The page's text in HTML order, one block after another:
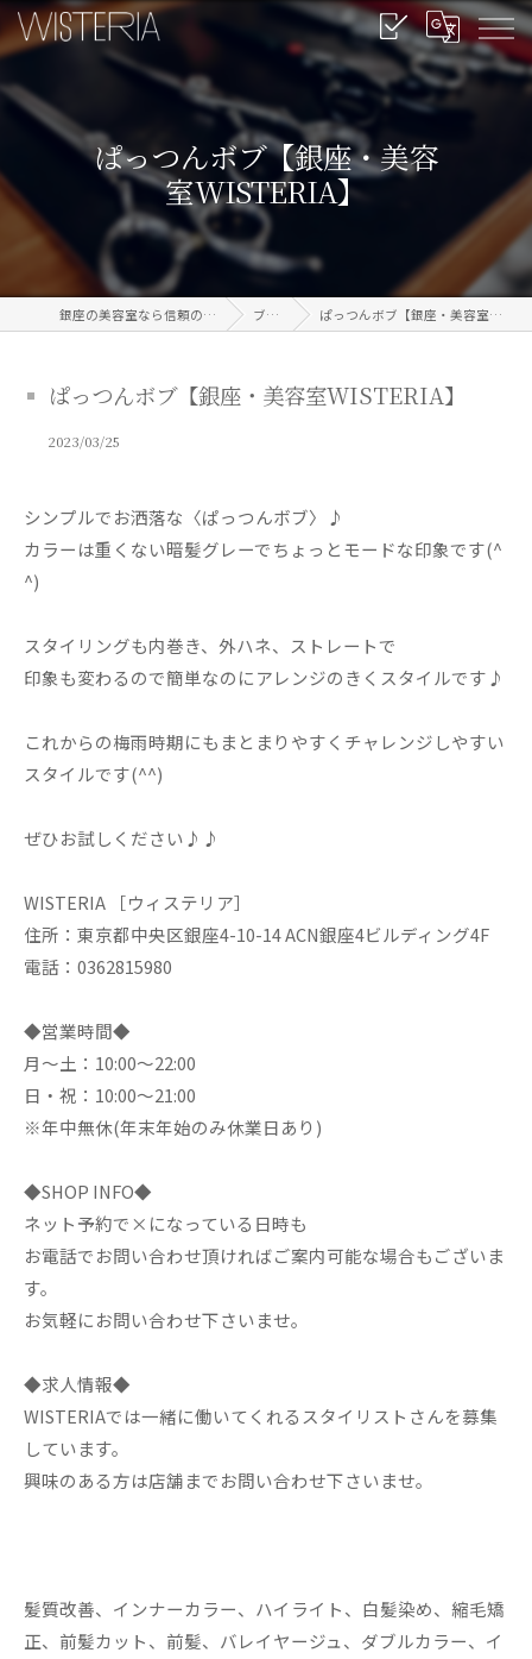
ぱっつんボブ【銀座・美容
室WISTERIA】
銀座の美容室なら信頼のWISTERIA ブログ ぱっつんボブ【銀座・美容室WISTERIA】
ぱっつんボブ【銀座・美容室WISTERIA】
2023/03/25
シンプルでお洒落な〈ぱっつんボブ〉♪
カラーは重くない暗髪グレーでちょっとモードな印象です(^
^)
スタイリングも内巻き、外ハネ、ストレートで
印象も変わるので簡単なのにアレンジのきくスタイルです♪
これからの梅雨時期にもまとまりやすくチャレンジしやすい
スタイルです(^^)
ぜひお試しください♪♪
WISTERIA ［ウィステリア］
住所：東京都中央区銀座4-10-14 ACN銀座4ビルディング4F
電話：0362815980
◆営業時間◆
月～土：10:00～22:00
日・祝：10:00～21:00
※年中無休(年末年始のみ休業日あり)
◆SHOP INFO◆
ネット予約で×になっている日時も
お電話でお問い合わせ頂ければご案内可能な場合もございま
す。
お気軽にお問い合わせ下さいませ。
◆求人情報◆
WISTERIAでは一緒に働いてくれるスタイリストさんを募集
しています。
興味のある方は店舗までお問い合わせ下さいませ。
髪質改善、インナーカラー、ハイライト、白髪染め、縮毛矯
正、前髪カット、前髪、バレイヤージュ、ダブルカラー、イ